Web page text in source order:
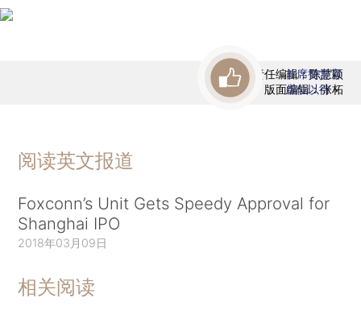
责任编辑：陈慧颖
版面编辑：张柘
首席赞赏官
虚位以待
阅读英文报道
Foxconn’s Unit Gets Speedy Approval for
Shanghai IPO
2018年03月09日
相关阅读